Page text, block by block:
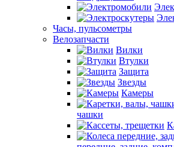
Часы, пульсометры
Велозапчасти
Вилки
Втулки
Защита
Звезды
Камеры
чашки